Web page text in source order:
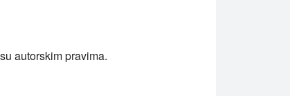
autorskim pravima.